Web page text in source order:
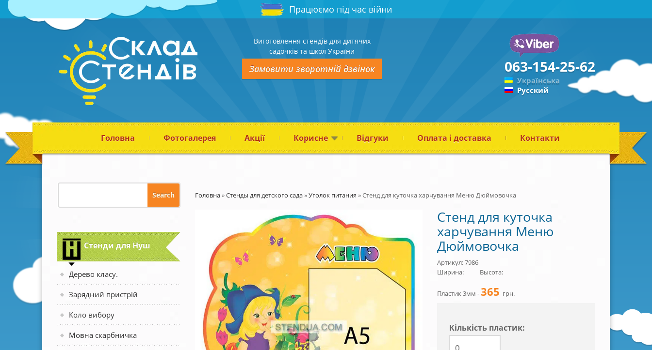
Працюємо під час війни
Виготовлення стендів для дитячих
садочків та школ України
Замовити зворотній дзвінок 063-154-25-62
Українська
Русский
Головна Фотогалерея Акції Корисне Відгуки Оплата і доставка Контакти
Стенди для Нуш
Дерево класу.
Зарядний пристрій
Коло вибору
Мовна скарбничка
Головна»Стенды для детского сада»Уголок питания »Стенд для куточка харчування Меню Дюймовочка
Стенд для куточка
харчування Меню
Дюймовочка
Артикул: 7986
Ширина:
Высота:
Пластик 3мм -365 грн.
Кiлькiсть пластик: